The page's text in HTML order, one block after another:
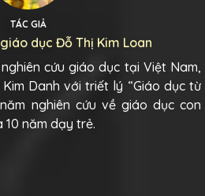
TÁC GIẢ
dục Đỗ Thị Kim Loan
cứu giáo dục tại Việt Nam,
Danh với triết lý “Giáo dục từ
nghiên cứu về giáo dục con
10 năm dạy trẻ.